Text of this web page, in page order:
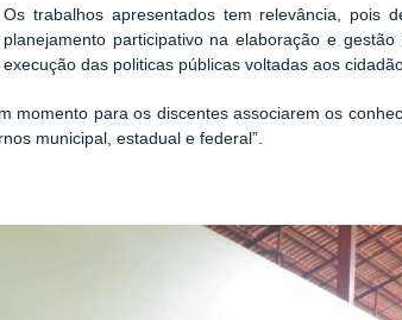
Os trabalhos apresentados tem relevância, pois
planejamento participativo na elaboração e
execução das politicas públicas voltadas aos
momento para os discentes associarem os
municipal, estadual e federal”.